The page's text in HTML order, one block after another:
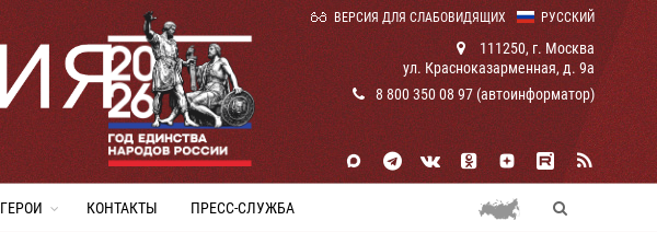
РУССКИЙ
ВЕРСИЯ ДЛЯ СЛАБОВИДЯЩИХ
111250, г. Москва
ул. Красноказарменная, д. 9а
8 800 350 08 97 (автоинформатор)
ГЕРОИ КОНТАКТЫ ПРЕСС-СЛУЖБА